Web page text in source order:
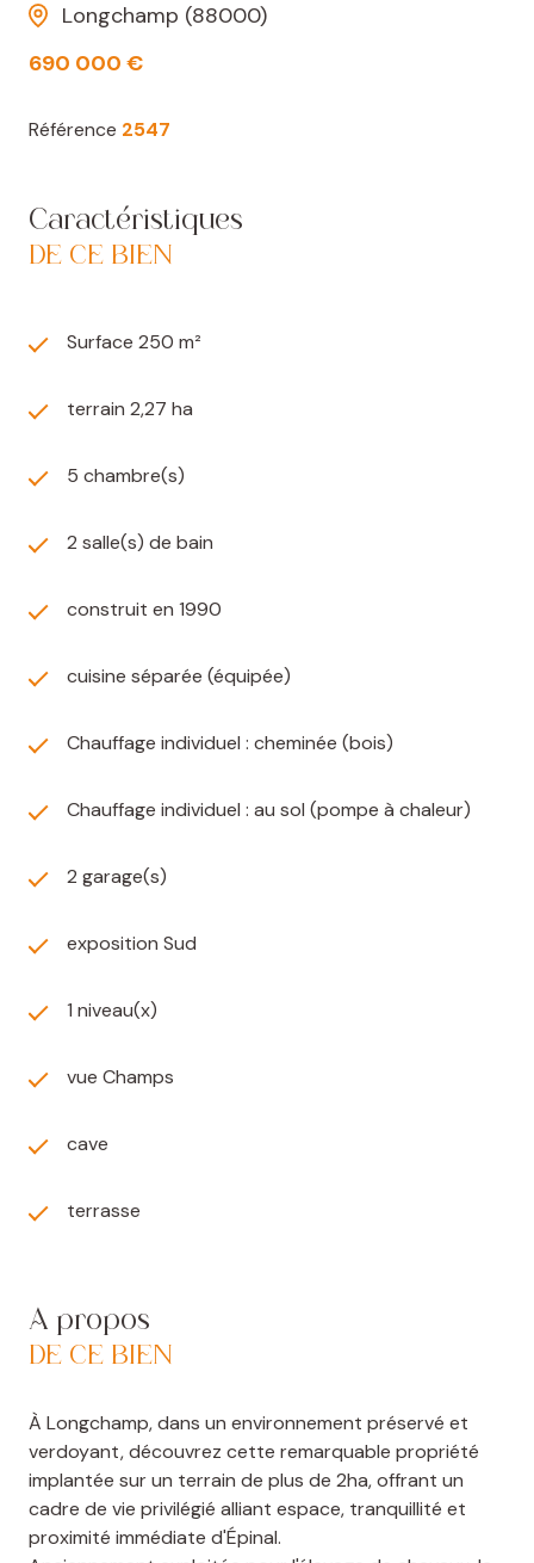
Longchamp (88000)
690 000 €
Référence 2547
Caractéristiques
DE CE BIEN
Surface 250 m²
terrain 2,27 ha
5 chambre(s)
2 salle(s) de bain
construit en 1990
cuisine séparée (équipée)
Chauffage individuel : cheminée (bois)
Chauffage individuel : au sol (pompe à chaleur)
2 garage(s)
exposition Sud
1 niveau(x)
vue Champs
cave
terrasse
A propos
DE CE BIEN
À Longchamp, dans un environnement préservé et
verdoyant, découvrez cette remarquable propriété
implantée sur un terrain de plus de 2ha, offrant un
cadre de vie privilégié alliant espace, tranquillité et
proximité immédiate d'Épinal.